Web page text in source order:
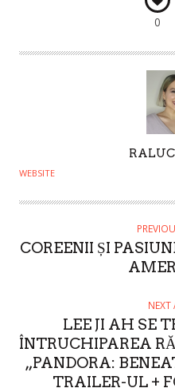
0
U
H
R
WEBSITE
COREENII ȘI
NEXT
LEE JI AH SE
ÎNTRUCHIPAREA
„PANDORA:
TRAILER-UL +